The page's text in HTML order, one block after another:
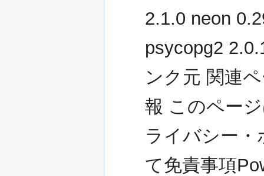
2.1.0 neon
psycopg2
ンク元 関連
報 このペー
ライバシー
て免責事項